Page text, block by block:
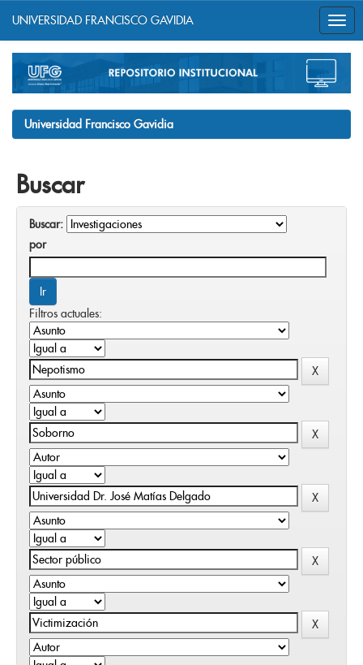
navigation
UNIVERSIDAD FRANCISCO GAVIDIA
Universidad Francisco Gavidia
Buscar
Buscar:
por
Filtros actuales: